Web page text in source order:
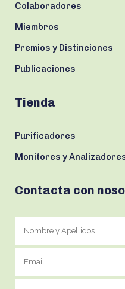
Colaboradores
Miembros
Premios y Distinciones
Publicaciones
Tienda
Purificadores
Monitores y
Contacta con